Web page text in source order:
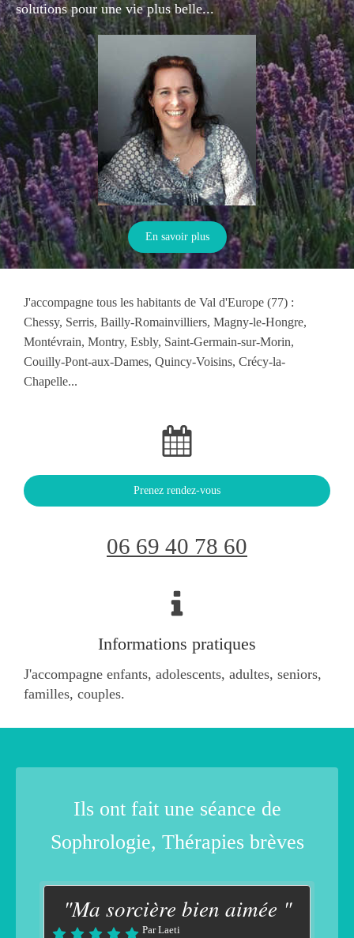
solutions pour une vie plus belle...
En savoir plus
J'accompagne tous les habitants de Val d'Europe (77) :
Chessy, Serris, Bailly-Romainvilliers, Magny-le-Hongre,
Montévrain, Montry, Esbly, Saint-Germain-sur-Morin,
Couilly-Pont-aux-Dames, Quincy-Voisins, Crécy-la-
Chapelle...
Prenez rendez-vous
06 69 40 78 60
Informations pratiques
J'accompagne enfants, adolescents, adultes, seniors,
familles, couples.
Ils ont fait une séance de
Sophrologie, Thérapies brèves
"Ma sorcière bien aimée "
Par Laeti